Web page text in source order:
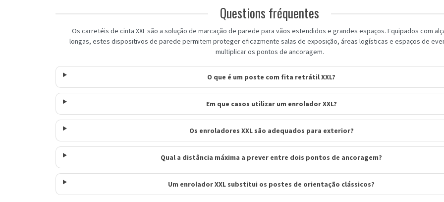
Questions fréquentes
Os carretéis de cinta XXL são a solução de marcação de parede para vãos estendidos e grandes espaços. Equipados com
longas, estes dispositivos de parede permitem proteger eficazmente salas de exposição, áreas logísticas e espaços de
multiplicar os pontos de ancoragem.
O que é um poste com fita retrátil XXL?
Em que casos utilizar um enrolador XXL?
Os enroladores XXL são adequados para exterior?
Qual a distância máxima a prever entre dois pontos de ancoragem?
Um enrolador XXL substitui os postes de orientação clássicos?